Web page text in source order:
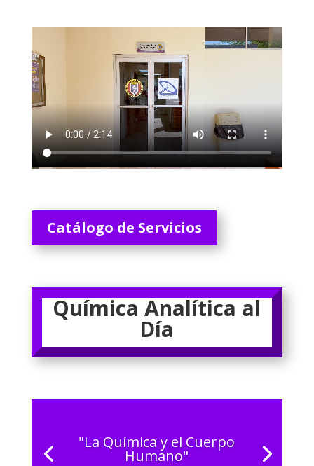
Catálogo de Servicios
Química Analítica al
Día
"La Química y el Cuerpo
Humano"